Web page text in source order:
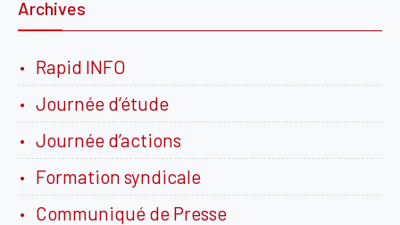
Archives
Rapid INFO
Journée d’étude
Journée d’actions
Formation syndicale
Communiqué de Presse